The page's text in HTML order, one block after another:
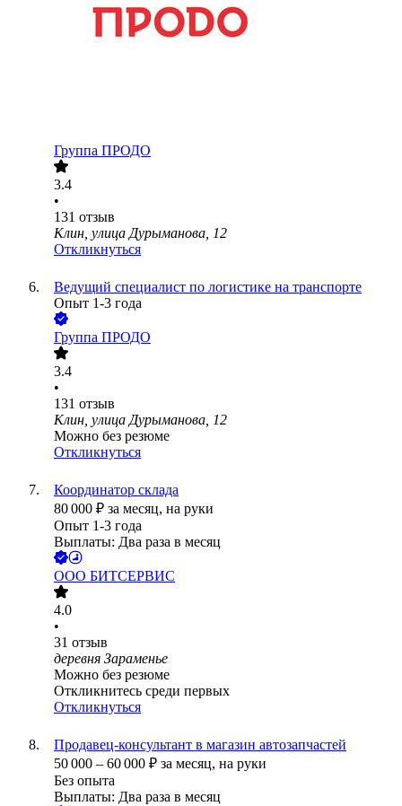
Группа ПРОДО
3.4
•
131 отзыв
Клин, улица Дурыманова, 12
Откликнуться
Ведущий специалист по логистике на транспорте
Опыт 1-3 года
Группа ПРОДО
3.4
•
131 отзыв
Клин, улица Дурыманова, 12
Можно без резюме
Откликнуться
Координатор склада
80 000 ₽ за месяц, на руки
Опыт 1-3 года
Выплаты: Два раза в месяц
ООО БИТСЕРВИС
4.0
•
31 отзыв
деревня Зараменье
Можно без резюме
Откликнитесь среди первых
Откликнуться
Продавец-консультант в магазин автозапчастей
50 000 – 60 000 ₽ за месяц, на руки
Без опыта
Выплаты: Два раза в месяц